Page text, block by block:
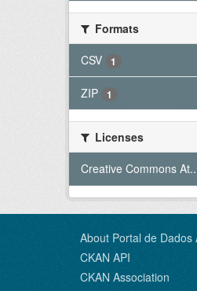
Formats
CSV
1
ZIP 1
Licenses
Creative Commons
About Portal de
CKAN API
CKAN Association